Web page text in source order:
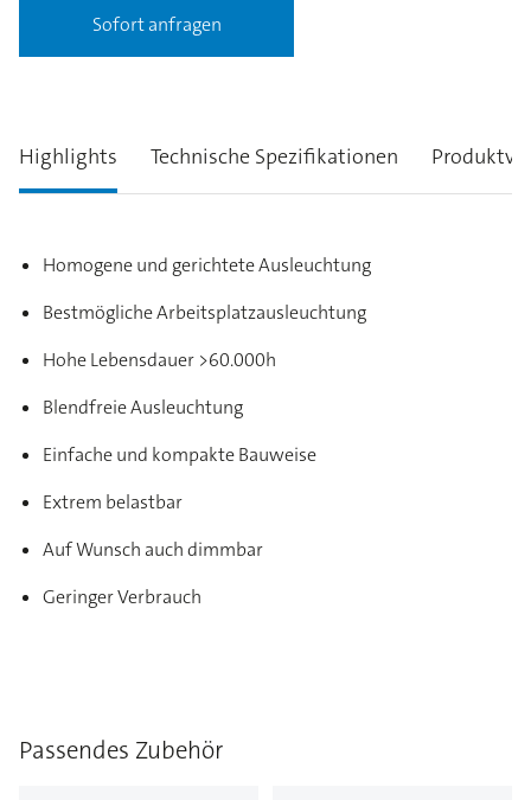
Highlights Technische Spezifikationen
Homogene und gerichtete Ausleuchtung
Bestmögliche Arbeitsplatzausleuchtung
Hohe Lebensdauer >60.000h
Blendfreie Ausleuchtung
Einfache und kompakte Bauweise
Extrem belastbar
Auf Wunsch auch dimmbar
Geringer Verbrauch
Passendes Zubehör
Sofort anfragen